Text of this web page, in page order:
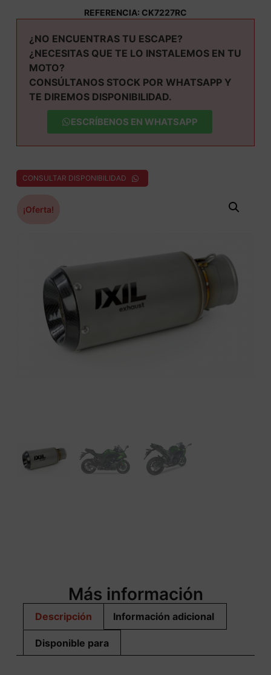
REFERENCIA: CK7227RC
¿NO ENCUENTRAS TU ESCAPE?
¿NECESITAS QUE TE LO INSTALEMOS EN TU
MOTO?
CONSÚLTANOS STOCK POR WHATSAPP Y
TE DIREMOS DISPONIBILIDAD.
ESCRÍBENOS EN WHATSAPP
CONSULTAR DISPONIBILIDAD
¡Oferta!
Más información
Descripción Información adicional
Disponible para